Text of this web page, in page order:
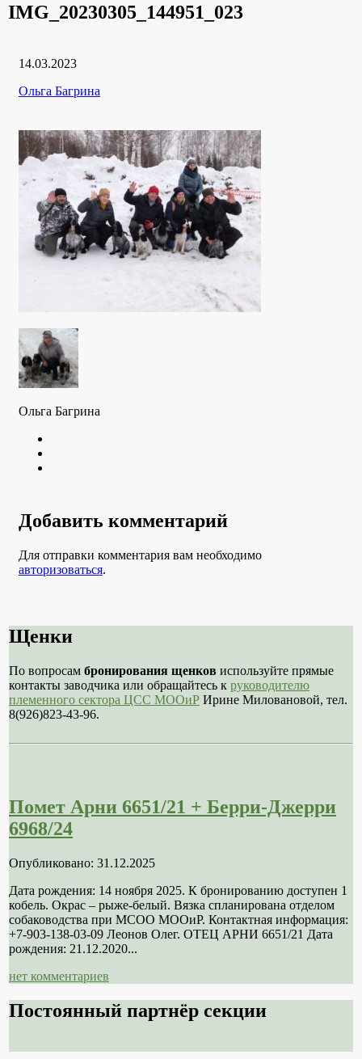
IMG_20230305_144951_023
Дата
14.03.2023
Рубрики
Автор
Ольга Багрина
Ольга Багрина
Добавить комментарий
Для отправки комментария вам необходимо
авторизоваться.
Щенки
По вопросам бронирования щенков используйте прямые
контакты заводчика или обращайтесь к руководителю
племенного сектора ЦСС МООиР Ирине Миловановой, тел.
8(926)823-43-96.
Помет Арни 6651/21 + Берри-Джерри
6968/24
Опубликовано: 31.12.2025
Дата рождения: 14 ноября 2025. К бронированию доступен 1
кобель. Окрас – рыже-белый. Вязка спланирована отделом
собаководства при МСОО МООиР. Контактная информация:
+7-903-138-03-09 Леонов Олег. ОТЕЦ АРНИ 6651/21 Дата
рождения: 21.12.2020...
нет комментариев
Постоянный партнёр секции